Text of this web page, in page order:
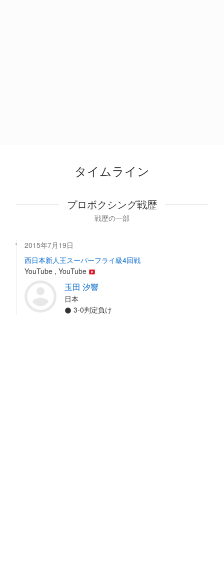
タイムライン
プロボクシング戦歴
戦歴の一部
2015年7月19日
西日本新人王スーパーフライ級4回戦
YouTube , YouTube
玉田 汐響
日本
3-0判定負け